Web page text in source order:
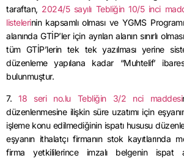
taraftan, 2024/5 sayılı Tebliğin 10/5 inci
listelerinin kapsamlı olması ve YGMS
alanında GTİP’ler için ayrılan alanın sınırlı
tüm GTİP’lerin tek tek yazılması yerine
düzenleme yapılana kadar “Muhtelif’
bulunmuştur.
7.18 seri no.lu Tebliğin 3/2 nci maddesi
düzenlenmesine ilişkin süre uzatımı için
işleme konu edilmediğinin ispatı hususu
eşyanın ithalatçı firmanın stok kayıtlarında
firma yetkililerince imzalı belgenin ispat